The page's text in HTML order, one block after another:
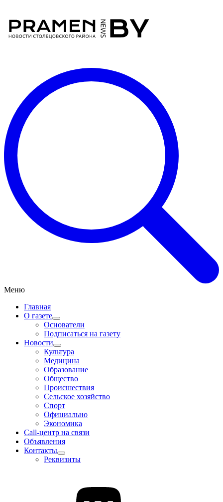
Меню
Главная
О газете
Основатели
Подписаться на газету
Новости
Культура
Медицина
Образование
Общество
Происшествия
Сельское хозяйство
Спорт
Официально
Экономика
Call-центр на связи
Объявления
Контакты
Реквизиты